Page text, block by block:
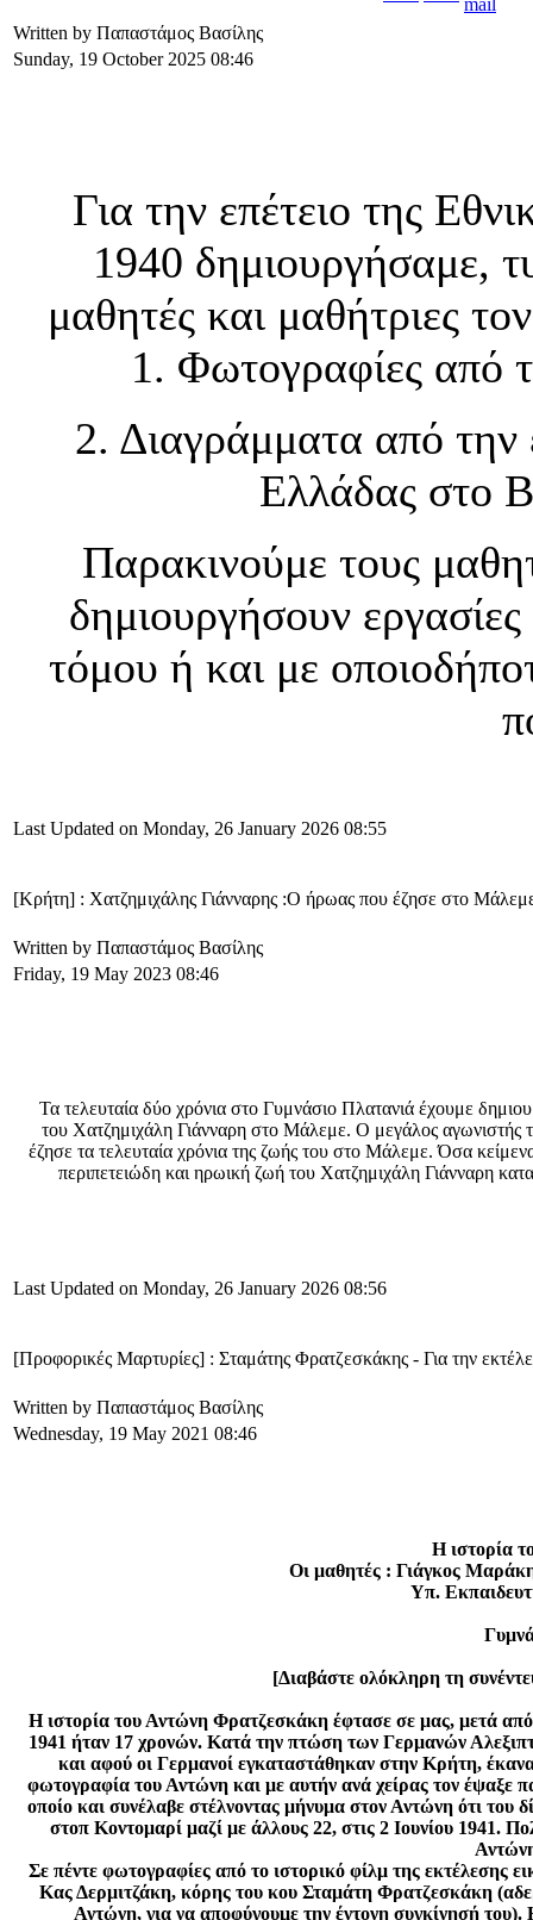
Written by Παπαστάμος Βασίλης
Sunday, 19 October 2025 08:46
Για την επέτειο της
1940 δημιουργήσαμε,
μαθητές και μαθήτριες
1. Φωτογραφίες από
2. Διαγράμματα από την
Ελλάδας στο
Παρακινούμε τους
δημιουργήσουν
τόμου ή και με
Last Updated on Monday, 26 January 2026 08:55
[Κρήτη] : Χατζημιχάλης Γιάνναρης :Ο ήρωας που έζησε στο
Written by Παπαστάμος Βασίλης
Friday, 19 May 2023 08:46
Τα τελευταία δύο χρόνια στο Γυμνάσιο Πλατανιά έχουμε
του Χατζημιχάλη Γιάνναρη στο Μάλεμε. Ο μεγάλος
έζησε τα τελευταία χρόνια της ζωής του στο Μάλεμε. Όσα
περιπετειώδη και ηρωική ζωή του Χατζημιχάλη Γιάνναρη
Last Updated on Monday, 26 January 2026 08:56
[Προφορικές Μαρτυρίες] : Σταμάτης Φρατζεσκάκης - Για την
Written by Παπαστάμος Βασίλης
Wednesday, 19 May 2021 08:46
Η ιστορία
Οι μαθητές : Γιάγκος
Υπ.
[Διαβάστε ολόκληρη τη
Η ιστορία του Αντώνη Φρατζεσκάκη έφτασε σε μας, μετά
1941 ήταν 17 χρονών. Κατά την πτώση των Γερμανών
και αφού οι Γερμανοί εγκαταστάθηκαν στην Κρήτη,
φωτογραφία του Αντώνη και με αυτήν ανά χείρας τον έψαξε
οποίο και συνέλαβε στέλνοντας μήνυμα στον Αντώνη ότι του
στοπ Κοντομαρί μαζί με άλλους 22, στις 2 Ιουνίου 1941.
Σε πέντε φωτογραφίες από το ιστορικό φίλμ της εκτέλεσης
Κας Δερμιτζάκη, κόρης του κου Σταμάτη Φρατζεσκάκη
Αντώνη, για να αποφύγουμε την έντονη συγκίνησή